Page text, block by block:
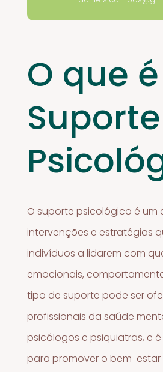
O que é
Suporte
O suporte psicológico é um
intervenções e estratégias
indivíduos a lidarem com
emocionais,
tipo de suporte pode ser
profissionais da saúde
psicólogos e psiquiatras, e
para promover o bem-estar